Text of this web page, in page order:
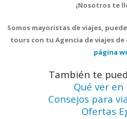
¡Nosotros te
Somos mayoristas de viajes,
tours con tu Agencia de viajes de
página
También te
Qué ver en
Consejos para
Ofertas